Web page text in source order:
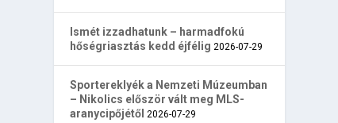
Ismét izzadhatunk – harmadfokú
hőségriasztás kedd éjfélig 2026-07-29
Sportereklyék a Nemzeti Múzeumban
– Nikolics először vált meg MLS-
aranycipőjétől 2026-07-29